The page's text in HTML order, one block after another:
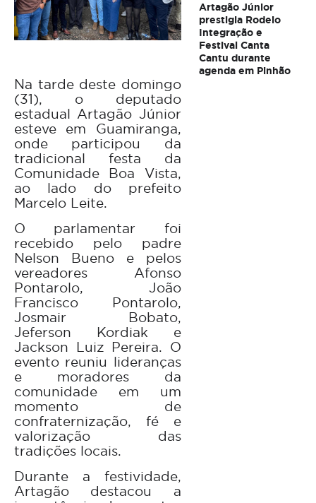
Na tarde deste domingo
(31), o deputado
estadual Artagão Júnior
esteve em Guamiranga,
onde participou da
tradicional festa da
Comunidade Boa Vista,
ao lado do prefeito
Marcelo Leite.
O parlamentar foi
recebido pelo padre
Nelson Bueno e pelos
vereadores Afonso
Pontarolo, João
Francisco Pontarolo,
Josmair Bobato,
Jeferson Kordiak e
Jackson Luiz Pereira. O
evento reuniu lideranças
e moradores da
comunidade em um
momento de
confraternização, fé e
valorização das
tradições locais.
Durante a festividade,
Artagão destacou a
Artagão Júnior
prestigia Rodeio
Integração e
Festival Canta
Cantu durante
agenda em Pinhão